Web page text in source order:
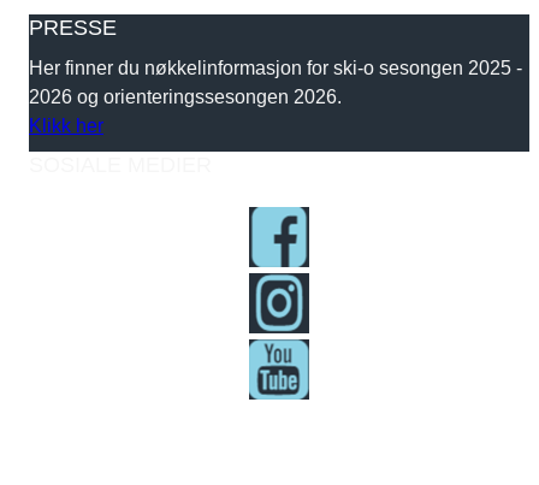
PRESSE
Her finner du nøkkelinformasjon for ski-o sesongen 2025 -
2026 og orienteringssesongen 2026.
Klikk her